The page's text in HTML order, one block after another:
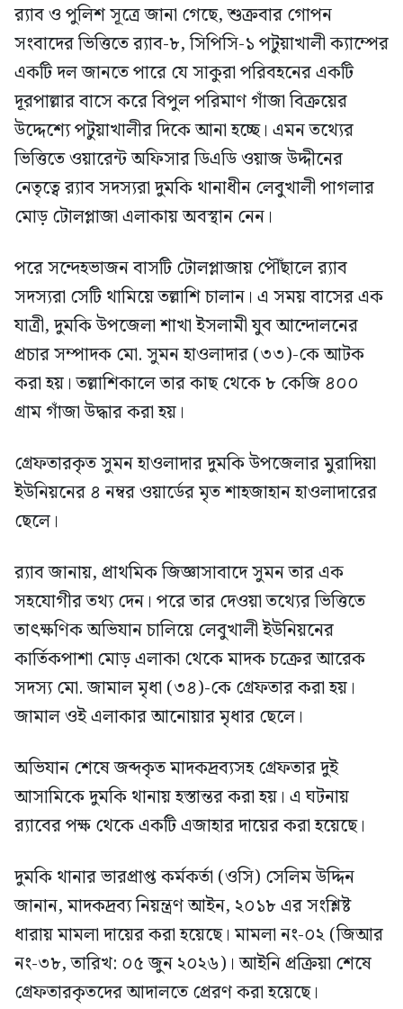
র‍্যাব ও পুলিশ সূত্রে জানা গেছে, শুক্রবার গোপন
সংবাদের ভিত্তিতে র‍্যাব-৮, সিপিসি-১ পটুয়াখালী ক্যাম্পের
একটি দল জানতে পারে যে সাকুরা পরিবহনের একটি
দূরপাল্লার বাসে করে বিপুল পরিমাণ গাঁজা বিক্রয়ের
উদ্দেশ্যে পটুয়াখালীর দিকে আনা হচ্ছে। এমন তথ্যের
ভিত্তিতে ওয়ারেন্ট অফিসার ডিএডি ওয়াজ উদ্দীনের
নেতৃত্বে র‍্যাব সদস্যরা দুমকি থানাধীন লেবুখালী পাগলার
মোড় টোলপ্লাজা এলাকায় অবস্থান নেন।
পরে সন্দেহভাজন বাসটি টোলপ্লাজায় পৌঁছালে র‍্যাব
সদস্যরা সেটি থামিয়ে তল্লাশি চালান। এ সময় বাসের এক
যাত্রী, দুমকি উপজেলা শাখা ইসলামী যুব আন্দোলনের
প্রচার সম্পাদক মো. সুমন হাওলাদার (৩৩)-কে আটক
করা হয়। তল্লাশিকালে তার কাছ থেকে ৮ কেজি ৪০০
গ্রাম গাঁজা উদ্ধার করা হয়।
গ্রেফতারকৃত সুমন হাওলাদার দুমকি উপজেলার মুরাদিয়া
ইউনিয়নের ৪ নম্বর ওয়ার্ডের মৃত শাহজাহান হাওলাদারের
ছেলে।
র‍্যাব জানায়, প্রাথমিক জিজ্ঞাসাবাদে সুমন তার এক
সহযোগীর তথ্য দেন। পরে তার দেওয়া তথ্যের ভিত্তিতে
তাৎক্ষণিক অভিযান চালিয়ে লেবুখালী ইউনিয়নের
কার্তিকপাশা মোড় এলাকা থেকে মাদক চক্রের আরেক
সদস্য মো. জামাল মৃধা (৩৪)-কে গ্রেফতার করা হয়।
জামাল ওই এলাকার আনোয়ার মৃধার ছেলে।
অভিযান শেষে জব্দকৃত মাদকদ্রব্যসহ গ্রেফতার দুই
আসামিকে দুমকি থানায় হস্তান্তর করা হয়। এ ঘটনায়
র‍্যাবের পক্ষ থেকে একটি এজাহার দায়ের করা হয়েছে।
দুমকি থানার ভারপ্রাপ্ত কর্মকর্তা (ওসি) সেলিম উদ্দিন
জানান, মাদকদ্রব্য নিয়ন্ত্রণ আইন, ২০১৮ এর সংশ্লিষ্ট
ধারায় মামলা দায়ের করা হয়েছে। মামলা নং-০২ (জিআর
নং-৩৮, তারিখ: ০৫ জুন ২০২৬)। আইনি প্রক্রিয়া শেষে
গ্রেফতারকৃতদের আদালতে প্রেরণ করা হয়েছে।